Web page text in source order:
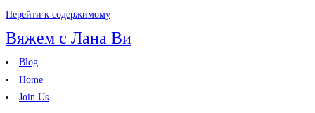
Перейти к содержимому
Вяжем с Лана Ви
Blog
Home
Join Us